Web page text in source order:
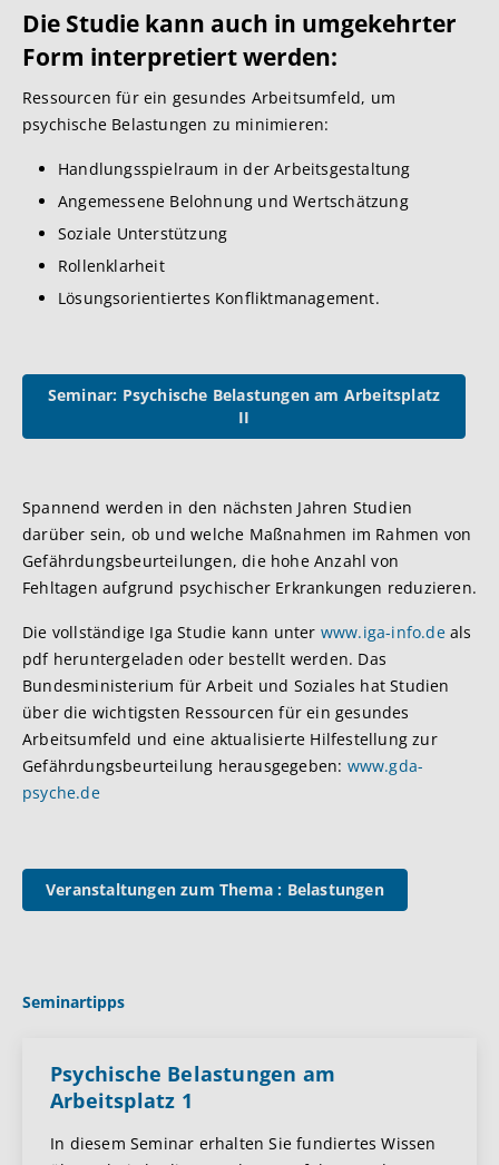
Die Studie kann auch in umgekehrter
Form interpretiert werden:
Ressourcen für ein gesundes Arbeitsumfeld, um
psychische Belastungen zu minimieren:
Handlungsspielraum in der Arbeitsgestaltung
Angemessene Belohnung und Wertschätzung
Soziale Unterstützung
Rollenklarheit
Lösungsorientiertes Konfliktmanagement.
Seminar: Psychische Belastungen am Arbeitsplatz
II
Spannend werden in den nächsten Jahren Studien
darüber sein, ob und welche Maßnahmen im Rahmen von
Gefährdungsbeurteilungen, die hohe Anzahl von
Fehltagen aufgrund psychischer Erkrankungen reduzieren.
Die vollständige Iga Studie kann unter www.iga-info.deals
pdf heruntergeladen oder bestellt werden. Das
Bundesministerium für Arbeit und Soziales hat Studien
über die wichtigsten Ressourcen für ein gesundes
Arbeitsumfeld und eine aktualisierte Hilfestellung zur
Gefährdungsbeurteilung herausgegeben: www.gda-
psyche.de
Veranstaltungen zum Thema : Belastungen
Seminartipps
Psychische Belastungen am
Arbeitsplatz 1
In diesem Seminar erhalten Sie fundiertes Wissen